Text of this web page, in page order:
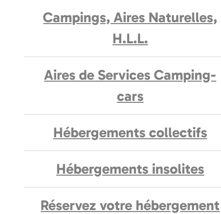
Campings, Aires Naturelles,
H.L.L.
Aires de Services Camping-
cars
Hébergements collectifs
Hébergements insolites
Réservez votre hébergement